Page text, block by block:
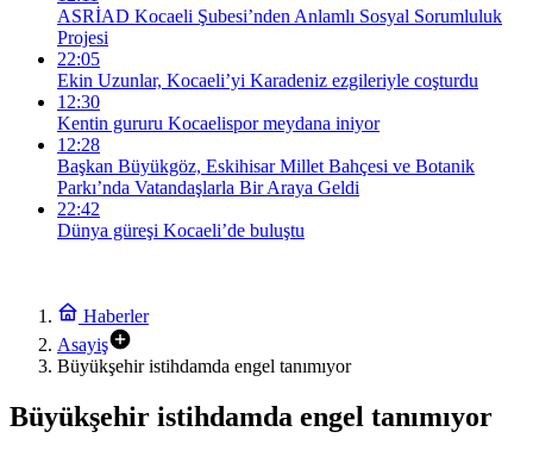
ASRİAD Kocaeli Şubesi’nden Anlamlı Sosyal Sorumluluk
Projesi
22:05
Ekin Uzunlar, Kocaeli’yi Karadeniz ezgileriyle coşturdu
12:30
Kentin gururu Kocaelispor meydana iniyor
12:28
Başkan Büyükgöz, Eskihisar Millet Bahçesi ve Botanik
Parkı’nda Vatandaşlarla Bir Araya Geldi
22:42
Dünya güreşi Kocaeli’de buluştu
Haberler
Asayiş
Büyükşehir istihdamda engel tanımıyor
Büyükşehir istihdamda engel tanımıyor